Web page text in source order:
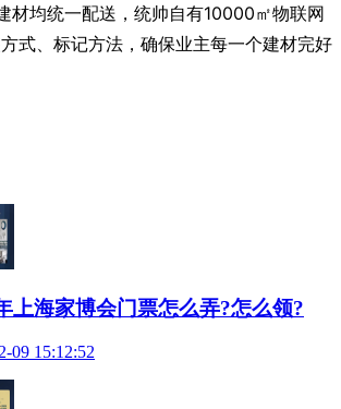
材均统一配送，统帅自有10000㎡物联网
式、标记方法，确保业主每一个建材完好
上海家博会门票怎么弄?怎么领?
09 15:12:52